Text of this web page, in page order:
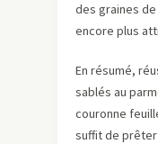
des graines
encore plus
En résumé,
sablés au
couronne
suffit de